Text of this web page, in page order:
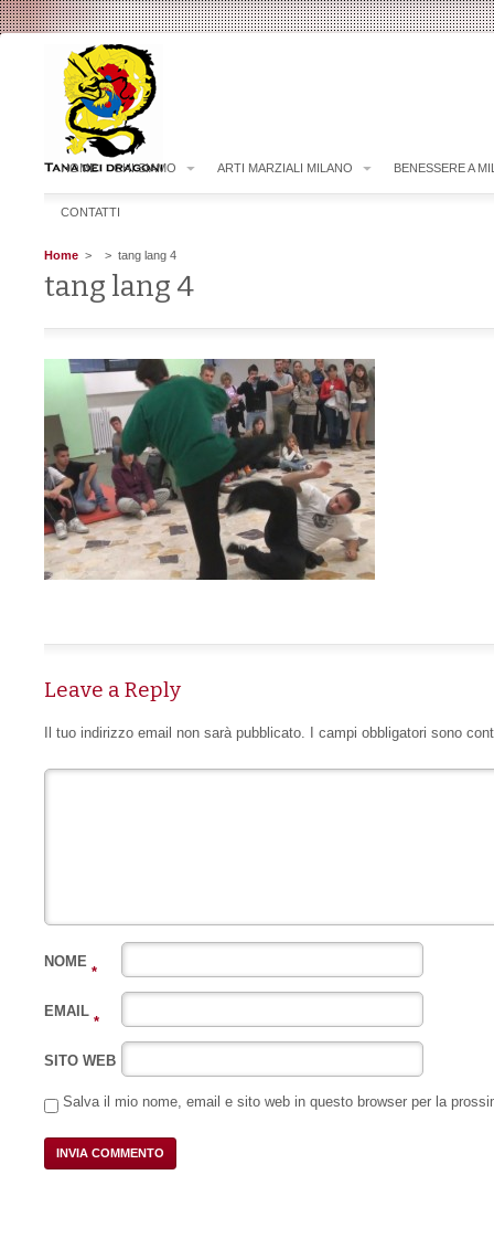
HOME CHI SIAMO ARTI MARZIALI MILANO BENESSERE A
CONTATTI
Home > > tang lang 4
tang lang 4
Leave a Reply
Il tuo indirizzo email non sarà pubblicato. I campi obbligatori sono
NOME
*
EMAIL
*
SITO WEB
Salva il mio nome, email e sito web in questo browser per la